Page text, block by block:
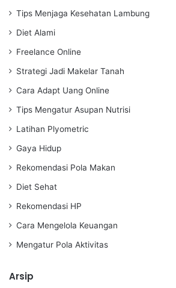
Tips Menjaga Kesehatan Lambung
Diet Alami
Freelance Online
Strategi Jadi Makelar Tanah
Cara Adapt Uang Online
Tips Mengatur Asupan Nutrisi
Latihan Plyometric
Gaya Hidup
Rekomendasi Pola Makan
Diet Sehat
Rekomendasi HP
Cara Mengelola Keuangan
Mengatur Pola Aktivitas
Arsip